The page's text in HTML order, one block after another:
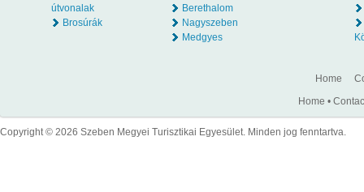
útvonalak
Brosúrák
Berethalom
Nagyszeben
Medgyes
Home
Home •
Copyright © 2026 Szeben Megyei Turisztikai Egyesület. Minden jog fenntartva.